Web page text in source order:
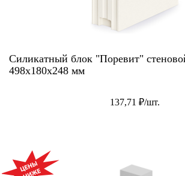
Силикатный блок "Поревит"
498х180х248 мм
137,71 ₽/шт.
АКЦИЯ!